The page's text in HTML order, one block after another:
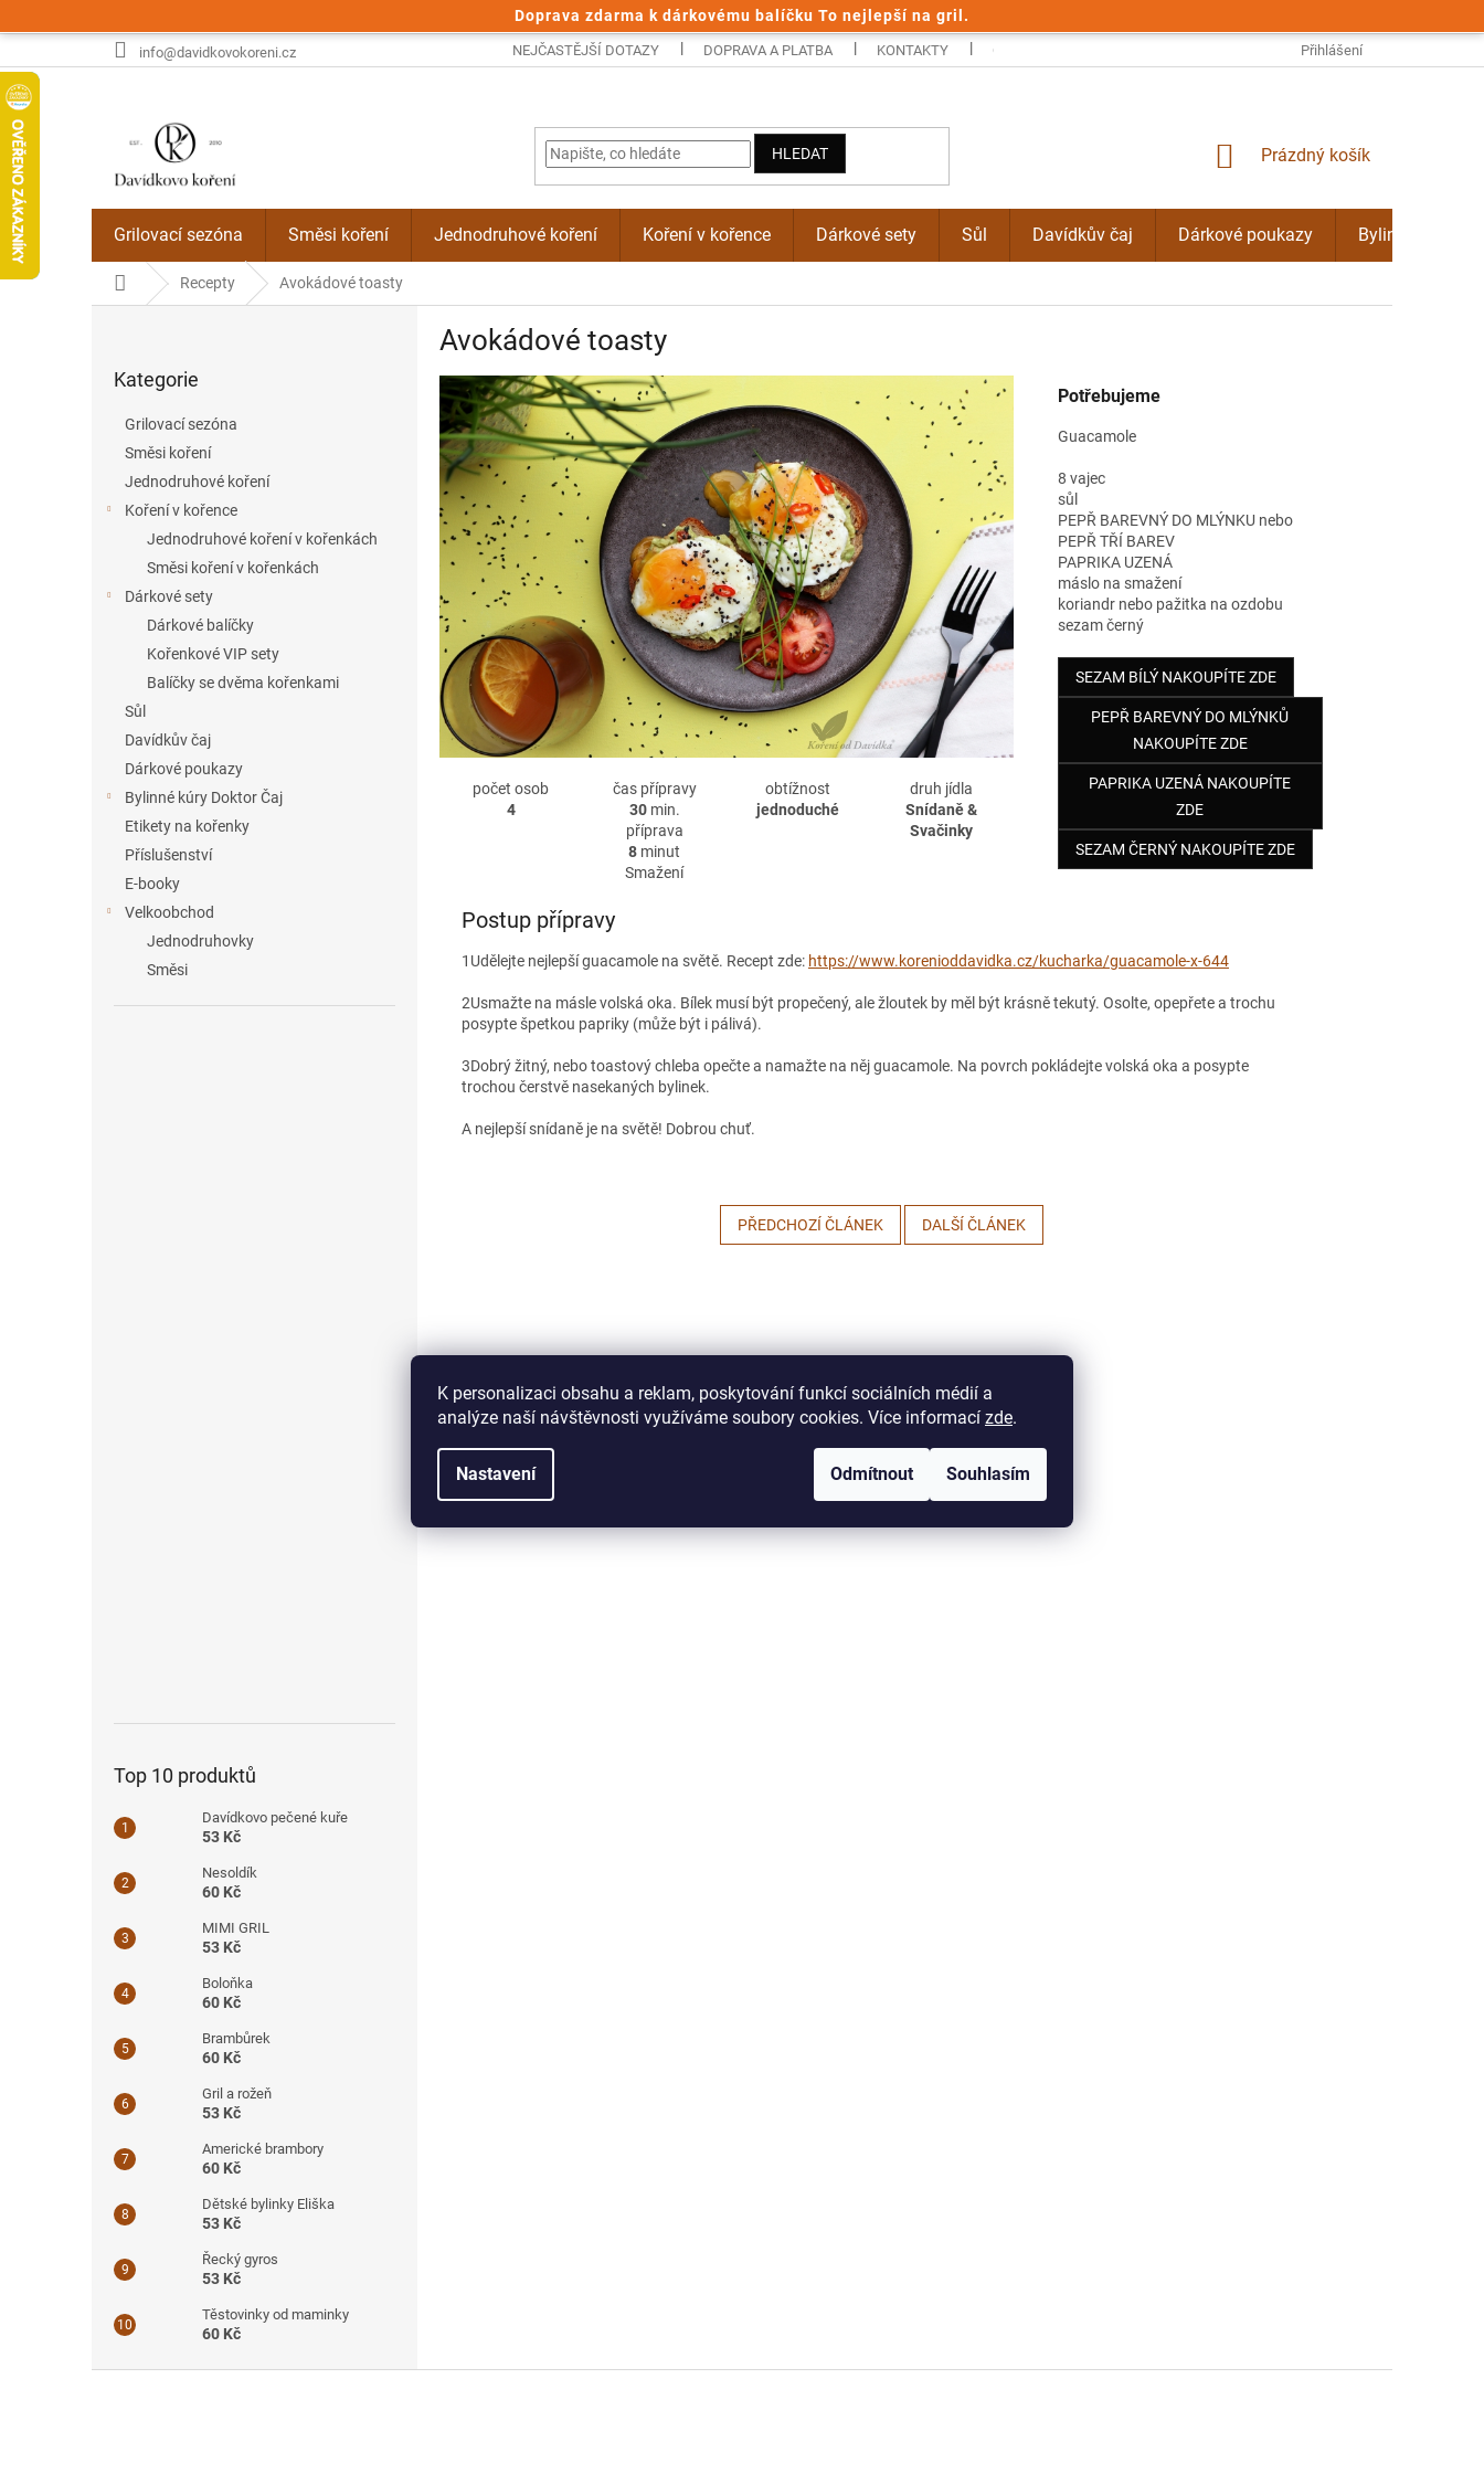
Doprava zdarma k dárkovému balíčku To nejlepší na gril.
K personalizaci obsahu a reklam, poskytování funkcí sociálních médií a
analýze naší návštěvnosti využíváme soubory cookies. Více informací zde.
Nastavení Odmítnout Souhlasím
na
info@davidkovokoreni.cz NEJČASTĚJŠÍ DOTAZY DOPRAVA A PLATBA KONTAKTY OBCHODNÍ PODMÍNKY PODMÍNKY OCHRANY OSOBNÍCH ÚDAJŮ
Přihlášení
HLEDAT
NÁKUPNÍ
Prázdný košík
Grilovací sezóna Směsi koření Jednodruhové koření Koření v kořence Dárkové sety Sůl Davídkův čaj Dárkové poukazy Bylinné kúry
Domů Recepty Avokádové toasty
kategorie
Kategorie
Grilovací sezóna
Směsi koření
Jednodruhové koření
Koření v kořence
Jednodruhové koření v kořenkách
Směsi koření v kořenkách
Dárkové sety
Dárkové balíčky
Kořenkové VIP sety
Balíčky se dvěma kořenkami
Sůl
Davídkův čaj
Dárkové poukazy
Bylinné kúry Doktor Čaj
Etikety na kořenky
Příslušenství
E-booky
Velkoobchod
Jednodruhovky
Směsi
Top 10 produktů
Davídkovo pečené kuře
53 Kč
Nesoldík
60 Kč
MIMI GRIL
53 Kč
Boloňka
60 Kč
Brambůrek
60 Kč
Gril a rožeň
53 Kč
Americké brambory
60 Kč
Dětské bylinky Eliška
53 Kč
Řecký gyros
53 Kč
Těstovinky od maminky
60 Kč
Avokádové toasty
počet osob
4
čas přípravy
30min.
příprava
8 minut
Smažení
obtížnost
jednoduché
druh jídla
Snídaně &
Svačinky
Potřebujeme
Guacamole
8 vajec
sůl
PEPŘ BAREVNÝ DO MLÝNKU nebo
PEPŘ TŘÍ BAREV
PAPRIKA UZENÁ
máslo na smažení
koriandr nebo pažitka na ozdobu
sezam černý
SEZAM BÍLÝ NAKOUPÍTE ZDE
PEPŘ BAREVNÝ DO MLÝNKŮ
NAKOUPÍTE ZDE
PAPRIKA UZENÁ NAKOUPÍTE
ZDE
SEZAM ČERNÝ NAKOUPÍTE ZDE
Postup přípravy
1 Udělejte nejlepší guacamole na světě. Recept zde: https://www.korenioddavidka.cz/kucharka/guacamole-x-644
2Usmažte na másle volská oka. Bílek musí být propečený, ale žloutek by měl být krásně tekutý. Osolte, opepřete a trochu
posypte špetkou papriky (může být i pálivá).
3Dobrý žitný, nebo toastový chleba opečte a namažte na něj guacamole. Na povrch pokládejte volská oka a posypte
trochou čerstvě nasekaných bylinek.
A nejlepší snídaně je na světě! Dobrou chuť.
PŘEDCHOZÍ ČLÁNEK DALŠÍ ČLÁNEK